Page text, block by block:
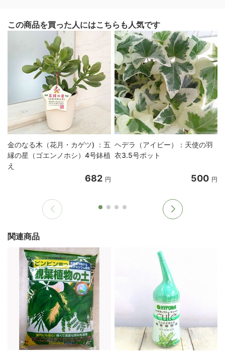
この商品を買った人にはこちらも人気です
金のなる木（花月・カゲツ) ：五
縁の星（ゴエンノホシ）4号鉢植
え
682 円
ヘデラ（アイビー）：天使の羽
衣3.5号ポット
500 円
関連商品